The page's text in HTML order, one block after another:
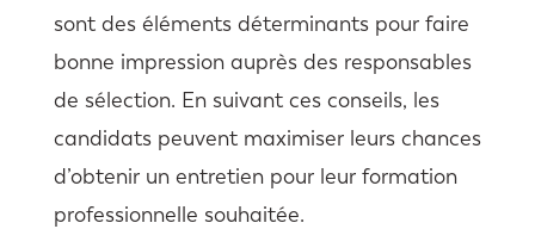
sont des éléments déterminants pour faire
bonne impression auprès des responsables
de sélection. En suivant ces conseils, les
candidats peuvent maximiser leurs chances
d’obtenir un entretien pour leur formation
professionnelle souhaitée.